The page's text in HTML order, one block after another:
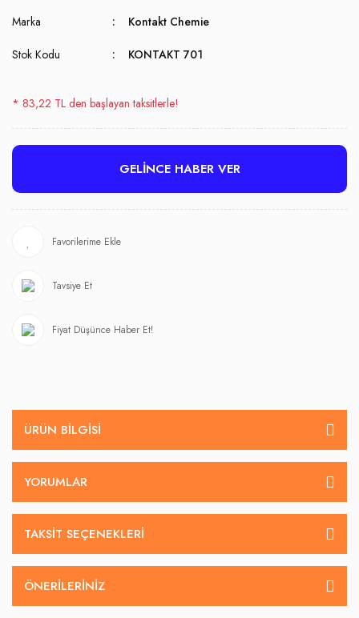
Marka Kontakt Chemie
Stok Kodu KONTAKT 701
* 83,22 TL den başlayan taksitlerle!
GELİNCE HABER VER
Tavsiye Et
Fiyat Düşünce Haber Et!
ÜRÜN BILGISI
YORUMLAR
TAKSIT SEÇENEKLERI
ÖNERILERINIZ